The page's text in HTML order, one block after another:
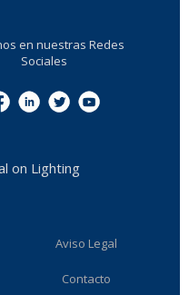
en nuestras Redes
Sociales
on Lighting
Aviso Legal
Contacto